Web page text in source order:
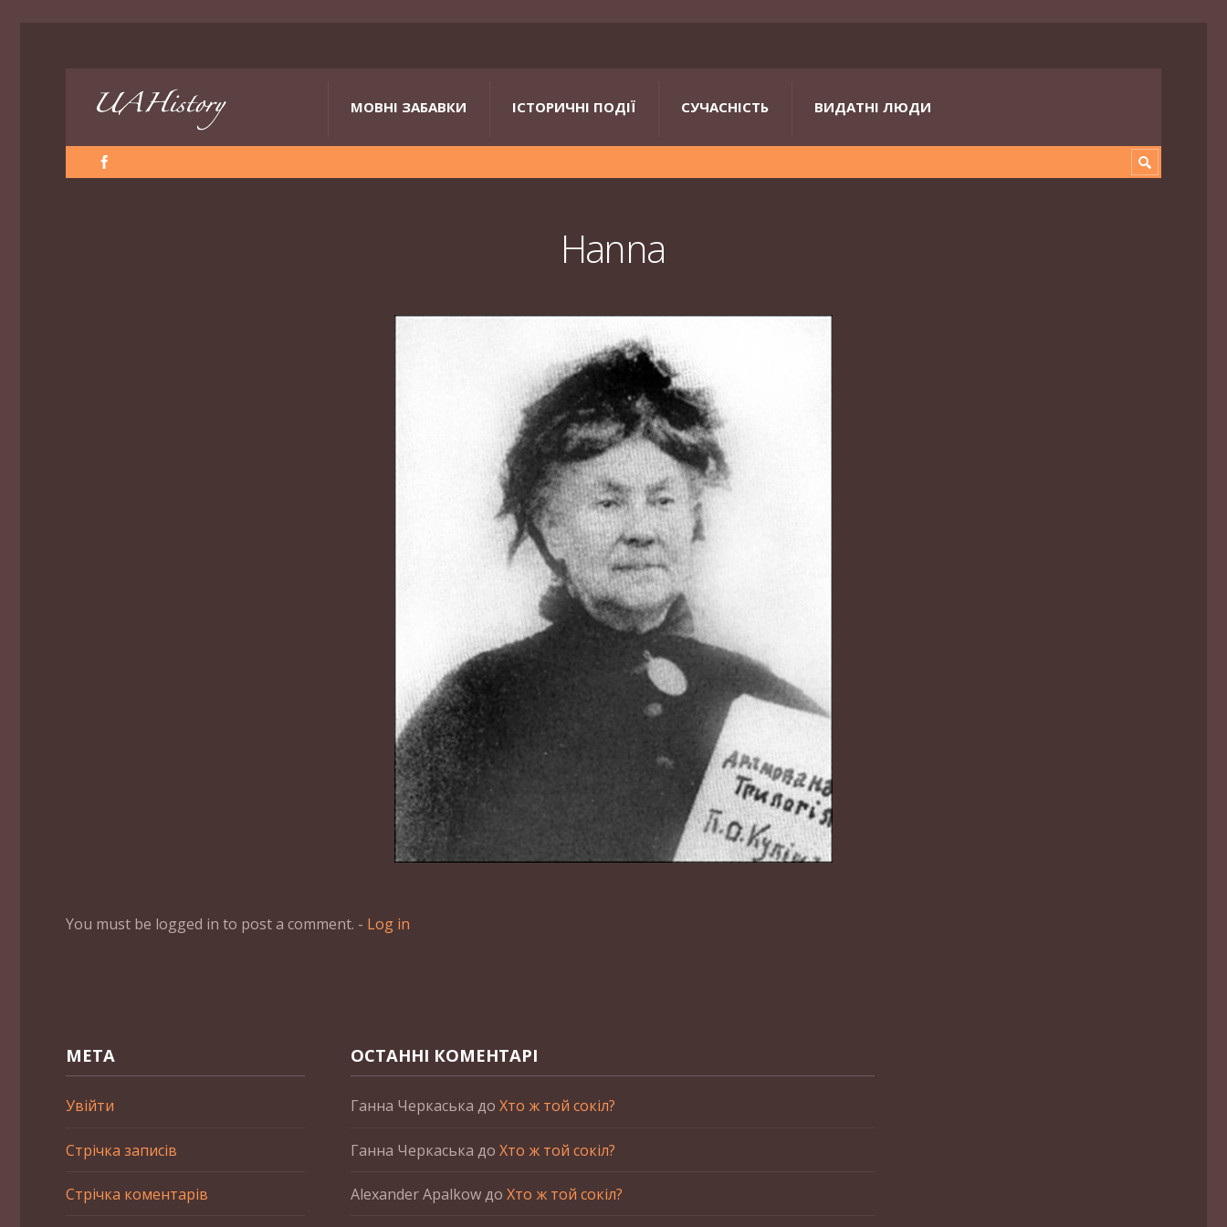
МОВНІ ЗАБАВКИ ІСТОРИЧНІ ПОДІЇ СУЧАСНІСТЬ ВИДАТНІ ЛЮДИ
Hanna
You must be logged in to post a comment. - Log in
МЕТА
Увійти
Стрічка записів
Стрічка коментарів
ОСТАННІ КОМЕНТАРІ
Ганна Черкаська до Хто ж той сокіл?
Ганна Черкаська до Хто ж той сокіл?
Alexander Apalkowдо Хто ж той сокіл?